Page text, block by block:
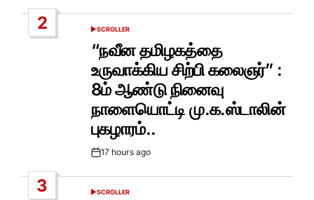
2
POSTED
SCROLLER
“நவீன தமிழகத்தை
உருவாக்கிய சிற்பி கலைஞர்” :
8ம் ஆண்டு நினைவு
நாளையொட்டி மு.க.ஸ்டாலின்
புகழாரம்..
Post17 hours ago
3
POSTED
SCROLLER